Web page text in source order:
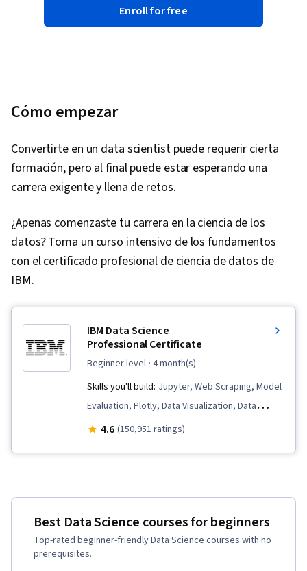
Enroll for free
Cómo empezar
Convertirte en un data scientist puede requerir cierta
formación, pero al final puede estar esperando una
carrera exigente y llena de retos.
¿Apenas comenzaste tu carrera en la ciencia de los
datos? Toma un curso intensivo de los fundamentos
con el certificado profesional de ciencia de datos de
IBM.
IBM Data Science
Professional Certificate
beginner level · 4 month(s)
Skills you'll build: Jupyter, Web Scraping, Model
Evaluation, Plotly, Data Visualization, Data
Presentation, SQL, Data Import/Export,
Creation, Dashboard, Data Visualization
Software, Data Wrangling, Data Cleansing, Data
Literacy, Generative AI, Regression Analysis,
Classification Algorithms, Supervised Learning,
4.6 (150,951 ratings)
Best Data Science courses for beginners
Top-rated beginner-friendly Data Science courses with no
prerequisites.